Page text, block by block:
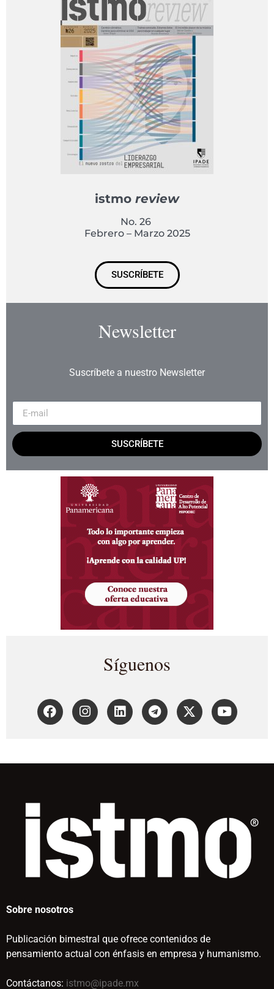
istmo review
No. 26
Febrero – Marzo 2025
SUSCRÍBETE
Newsletter
Suscríbete a nuestro Newsletter
SUSCRÍBETE
Síguenos
Sobre nosotros
Publicación bimestral que ofrece contenidos de
pensamiento actual con énfasis en empresa y humanismo.
Contáctanos: istmo@ipade.mx